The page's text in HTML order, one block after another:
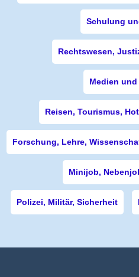
Schulung
Rechtswesen,
Medien
Reisen, Tourismus,
Forschung, Lehre,
Minijob,
Polizei, Militär, Sicherheit